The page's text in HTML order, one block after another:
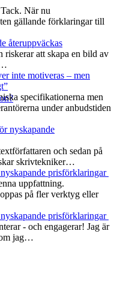
När nu
gällande förklaringar till
återuppväckas
riskerar att skapa en bild av
inte motiveras – men
specifikationerna men
under anbudstiden
nyskapande
och sedan på
skrivtekniker…
prisförklaringar
uppfattning.
på fler verktyg eller
prisförklaringar
- och engagerar! Jag är
jag…